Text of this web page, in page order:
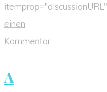
itemprop="discussionURL"
einen
Kommentar
A